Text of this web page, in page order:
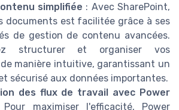
simplifiée : Avec SharePoint,
documents est facilitée grâce à ses
de gestion de contenu avancées.
structurer et organiser vos
manière intuitive, garantissant un
sécurisé aux données importantes.
des flux de travail avec Power
maximiser l'efficacité, Power